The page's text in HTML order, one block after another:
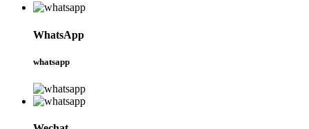
WhatsApp
whatsapp